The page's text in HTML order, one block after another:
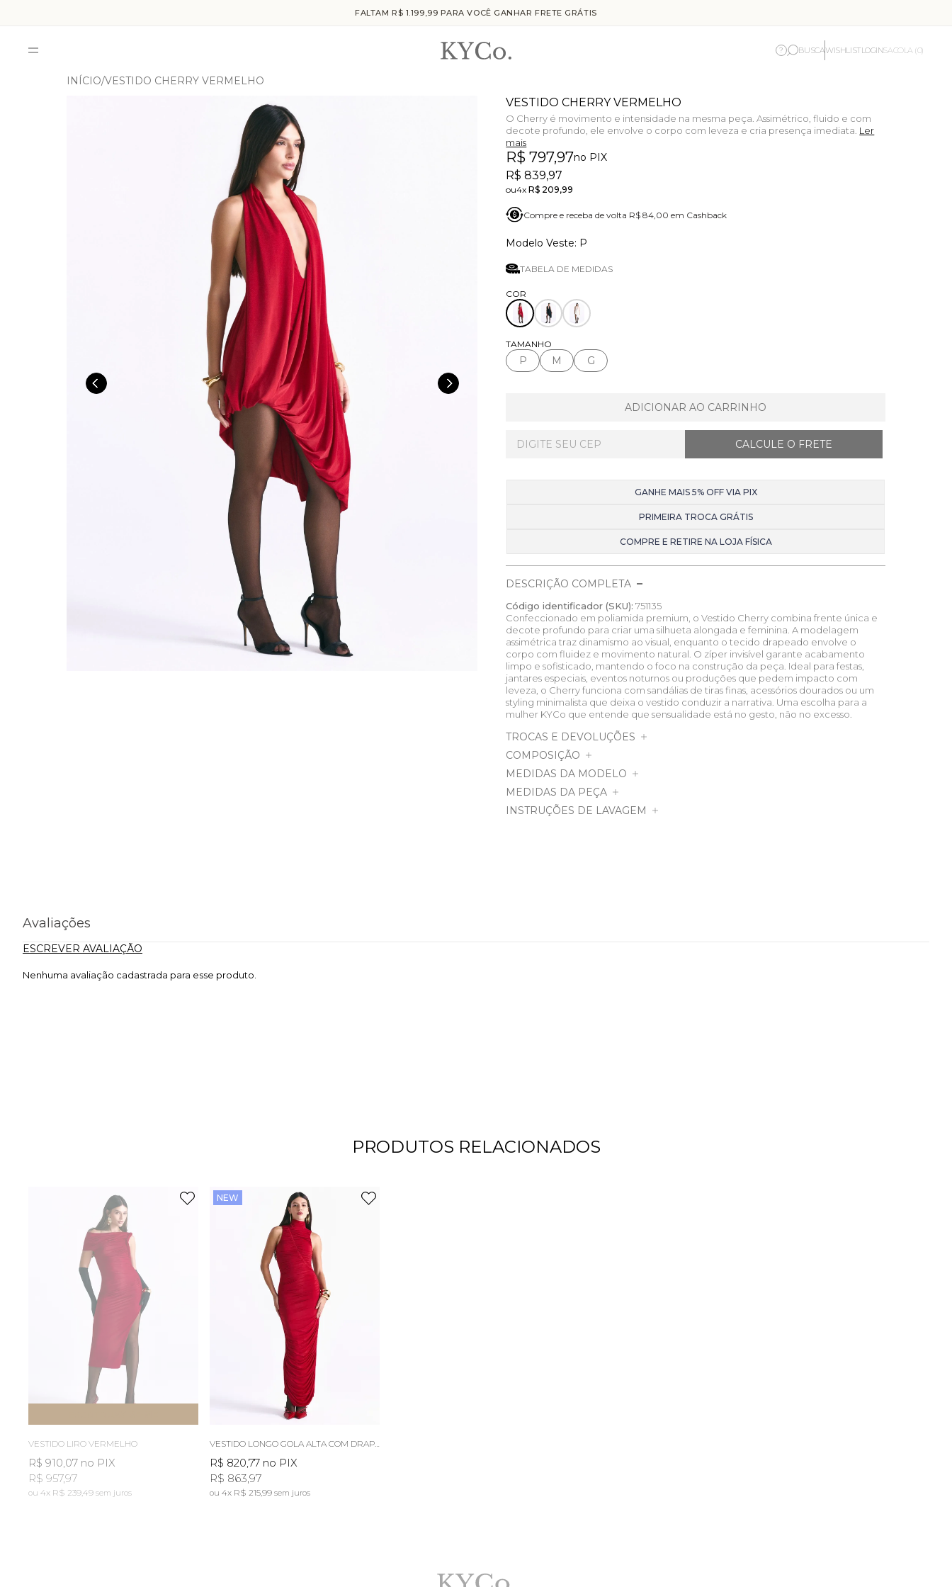
FALTAM R$ 1.199,99 PARA VOCÊ GANHAR FRETE GRÁTIS
? BUSCAWISHLISTLOGINSACOLA (0)
INÍCIO VESTIDO CHERRY VERMELHO
VESTIDO CHERRY VERMELHO
O Cherry é movimento e intensidade na mesma peça. Assimétrico, fluido e com
decote profundo, ele envolve o corpo com leveza e cria presença imediata. Ler
mais
R$ 797,97no PIX
R$ 839,97
4xR$ 209,99
Compre e receba de volta R$ 84,00 em Cashback
P
TABELA DE MEDIDAS
TAMANHO
P M G
ADICIONAR AO CARRINHO
GANHE MAIS 5% OFF VIA PIX
PRIMEIRA TROCA GRÁTIS
COMPRE E RETIRE NA LOJA FÍSICA
DESCRIÇÃO COMPLETA
Código identificador (SKU): 751135
Confeccionado em poliamida premium, o Vestido Cherry combina frente única e
decote profundo para criar uma silhueta alongada e feminina. A modelagem
assimétrica traz dinamismo ao visual, enquanto o tecido drapeado envolve o
corpo com fluidez e movimento natural. O zíper invisível garante acabamento
limpo e sofisticado, mantendo o foco na construção da peça. Ideal para festas,
jantares especiais, eventos noturnos ou produções que pedem impacto com
leveza, o Cherry funciona com sandálias de tiras finas, acessórios dourados ou um
styling minimalista que deixa o vestido conduzir a narrativa. Uma escolha para a
mulher KYCo que entende que sensualidade está no gesto, não no excesso.
TROCAS E DEVOLUÇÕES
COMPOSIÇÃO
INSTRUÇÕES DE LAVAGEM
MEDIDAS DA MODELO
MEDIDAS DA PEÇA
Avaliações
ESCREVER AVALIAÇÃO
Nenhuma avaliação cadastrada para esse produto.
PRODUTOS RELACIONADOS
VESTIDO LIRO VERMELHO
R$ 910,07 no PIX
R$ 957,97
4x R$ 239,49 sem juros
NEW
VESTIDO LONGO GOLA ALTA COM DRAPEADOS BEA VERMELHO
R$ 820,77 no PIX
R$ 863,97
4x R$ 215,99 sem juros